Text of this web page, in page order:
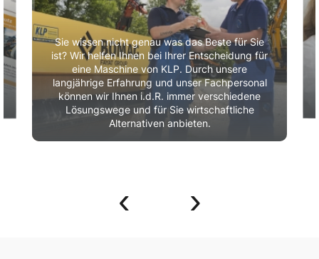
Sie wissen nicht genau was das Beste für Sie
ist? Wir helfen Ihnen bei Ihrer Entscheidung für
eine Maschine von KLP. Durch unsere
langjährige Erfahrung und unser Fachpersonal
können wir Ihnen i.d.R. immer verschiedene
Lösungswege und für Sie wirtschaftliche
Alternativen anbieten.
‹ ›